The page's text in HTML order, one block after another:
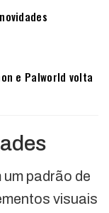
e Palworld volta
padrão de
visuais